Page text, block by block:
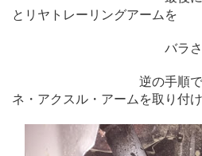
とリヤトレーリングアームを
バラさず一気に
逆の手順でノーマ
ネ・アクスル・アームを取り付